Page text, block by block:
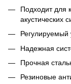
Подходит для
акустических
Регулируемый
Надежная
Прочная
Резиновые